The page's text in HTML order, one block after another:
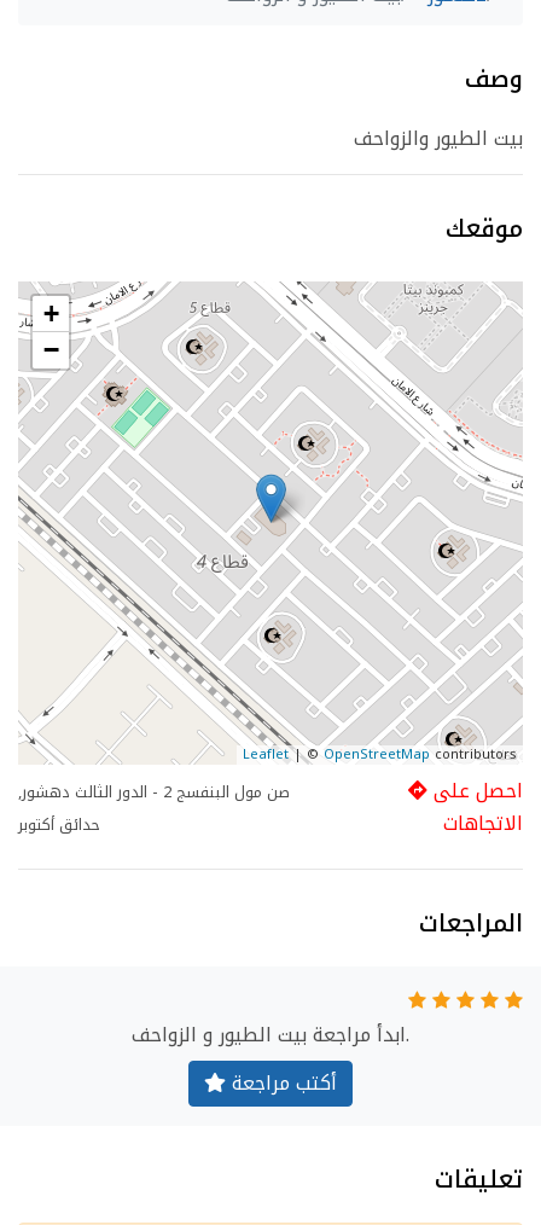
وصف
بيت الطيور والزواحف
موقعك
+
−
Leaflet| © OpenStreetMap contributors
صن مول البنفسج 2 - الدور الثالث دهشور,
حدائق أكتوبر
احصل على
الاتجاهات
المراجعات
ابدأ مراجعة بيت الطيور و الزواحف.
أكتب مراجعة
تعليقات